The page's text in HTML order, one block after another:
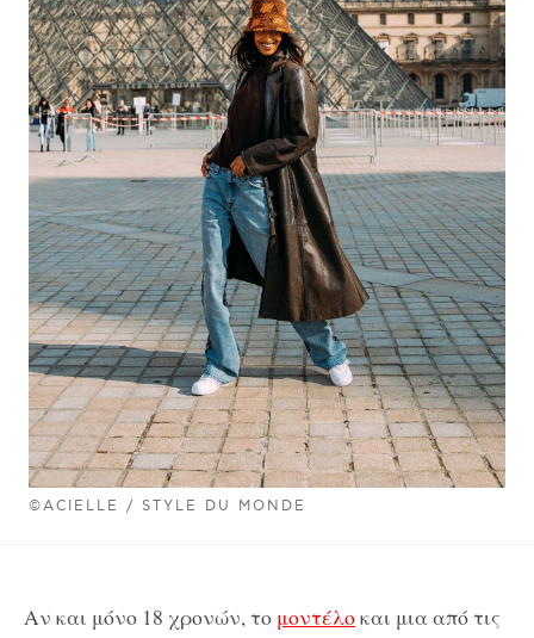
©ACIELLE / STYLE DU MONDE
Αν και μόνο 18 χρονών, το μοντέλοκαι μια από τις